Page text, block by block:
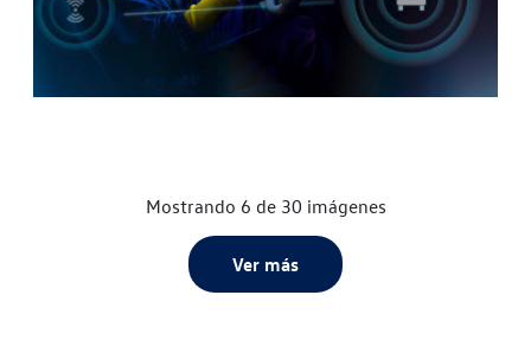
Mostrando 6 de 30 imágenes
Ver más